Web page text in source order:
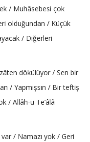
/ Muhâsebesi çok
olduğundan / Küçük
/ Diğerleri
dökülüyor / Sen bir
/ Yapmışsın / Bir teftiş
/ Allâh-ü Te’âlâ
/ Namazı yok / Geri